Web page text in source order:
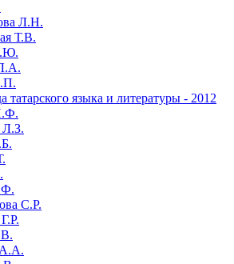
Л.Н.
Т.В.
языка и литературы - 2012
С.Р.